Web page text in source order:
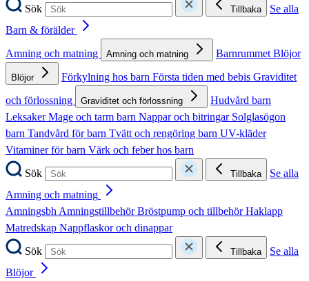
Sök
Tillbaka
Se alla
Barn & förälder
Amning och matning
Amning och matning BarnrummetBlöjor
Blöjor Förkylning hos barn Första tiden med bebis Graviditet
och förlossning
Graviditet och förlossning
Hudvård barn
LeksakerMage och tarm barn Nappar och bitringar Solglasögon
barn Tandvård för barn Tvätt och rengöring barn UV-kläder
Vitaminer för barn Värk och feber hos barn
Sök
Tillbaka
Se alla
Amning och matning
AmningsbhAmningstillbehörBröstpump och tillbehörHaklapp
Matredskap Nappflaskor och dinappar
Sök
Tillbaka
Se alla
Blöjor